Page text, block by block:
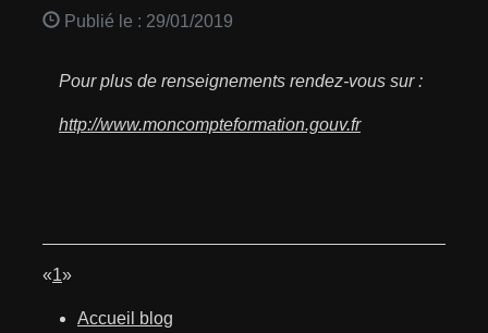
Publié le : 29/01/2019
Pour plus de renseignements rendez-vous sur :
http://www.moncompteformation.gouv.fr
«1»
Accueil blog